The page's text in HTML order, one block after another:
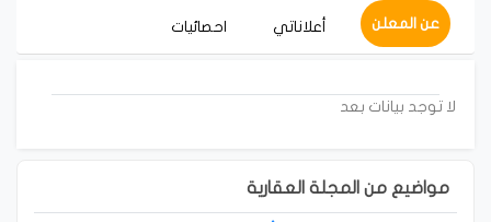
عن المعلن أعلاناتي احصائيات
لا توجد بيانات بعد
مواضيع من المجلة العقارية